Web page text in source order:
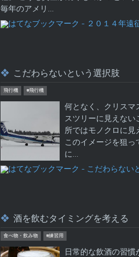
毎年のアメリ…
こだわらないという選択肢
飛行機 #飛行機
何となく、クリスマ
スツリーに見えない
所ではモノクロに見
このイメージを狙
に…
酒を飲むタイミングを考える
食べ物・飲み物 #練習用
日常的な飲酒の習